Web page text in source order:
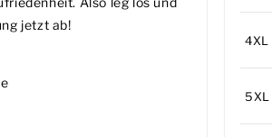
jetzt ab!
4XL
5XL